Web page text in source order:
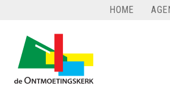
HOME
inhoudPROTESTANTSE
GEMEENTE
VALKENSWAARD